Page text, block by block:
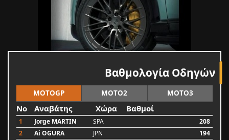
Βαθμολογία Οδηγών
MOTOGP MOTO2 MOTO3
No Αναβάτης Χώρα Βαθμοί
1 Jorge MARTIN SPA
208
2
Ai OGURA JPN
194